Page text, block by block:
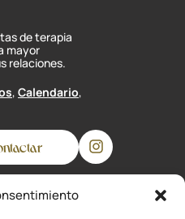
de terapia
mayor
relaciones.
, Calendario,